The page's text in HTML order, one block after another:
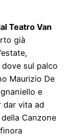
Teatro Van
già
sul palco
Maurizio De
e
dar vita ad
Canzone